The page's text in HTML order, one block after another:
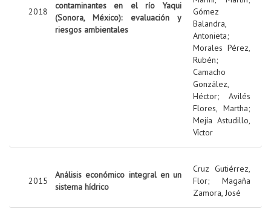
2018
contaminantes en el río Yaqui
(Sonora, México): evaluación y
riesgos ambientales
Gómez
Balandra,
Antonieta;
Morales Pérez,
Rubén;
Camacho
González,
Héctor; Avilés
Flores, Martha;
Mejía Astudillo,
Víctor
2015
Análisis económico integral en un
sistema hídrico
Cruz Gutiérrez,
Flor; Magaña
Zamora, José